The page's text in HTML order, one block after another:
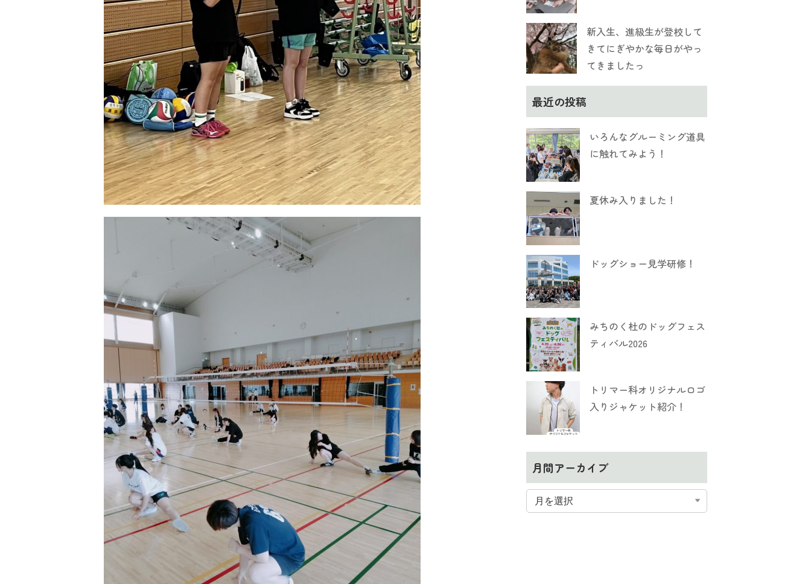
新入生、進級生が登校して
きてにぎやかな毎日がやっ
てきましたっ
最近の投稿
いろんなグルーミング道具
に触れてみよう！
夏休み入りました！
ドッグショー見学研修！
みちのく杜のドッグフェス
ティバル2026
トリマー科オリジナルロゴ
入りジャケット紹介！
月間アーカイブ